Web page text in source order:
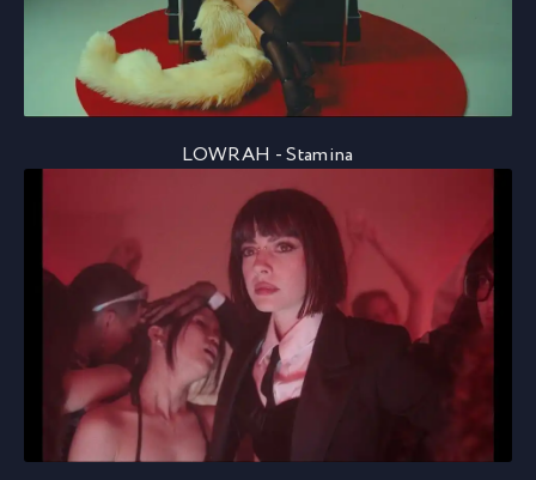
LOWRAH - Stamina